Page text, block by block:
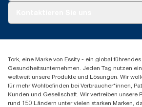
Spenderreklamation
+43 (0) 8 10-22 00 84
Essity Austria Vertriebs GmbH
Am Europlatz 2
1120 Wien
Mo-Do 8:00-16:30 | Fr 8:00-15:00
GLN: 9011111000026
Tork, eine Marke von Essity - ein global
Gesundheitsunternehmen. Jeden Tag nutzen
weltweit unsere Produkte und Lösungen. Wir
für mehr Wohlbefinden bei Verbraucher*innen,
Kunden und Gesellschaft. Wir vertreiben unsere
rund 150 Ländern unter vielen starken Marken,